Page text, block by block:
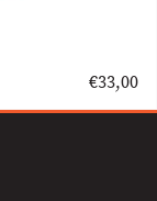
€33,00